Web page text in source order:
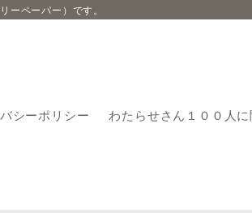
ーペーパー）です。
シーポリシー わたらせさん１００人